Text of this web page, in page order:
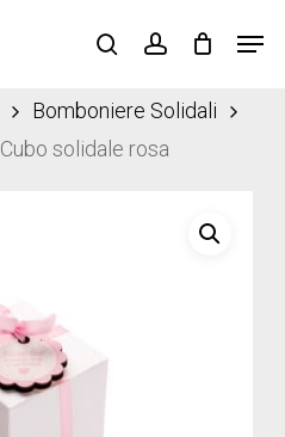
searchaccount
Bomboniere Solidali
Cubo solidale rosa